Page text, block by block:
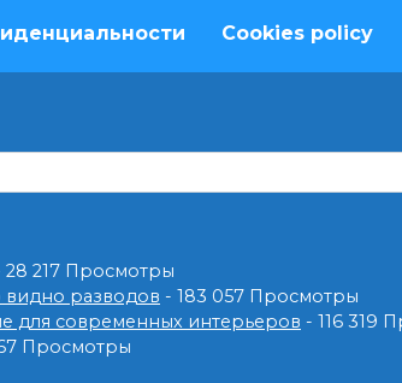
Cookies policy
28 217 Просмотры
видно разводов - 183 057 Просмотры
для современных интерьеров - 116 319
Просмотры